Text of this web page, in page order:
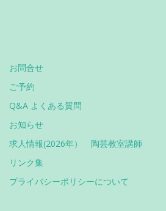
お問合せ
ご予約
Q&A よくある質問
お知らせ
求人情報(2026年） 陶芸教室講師
リンク集
プライバシーポリシーについて